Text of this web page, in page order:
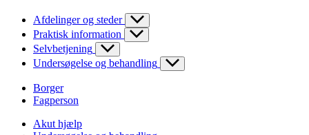
Afdelinger og steder
Praktisk information
Selvbetjening
Undersøgelse og behandling
Borger
Fagperson
Akut hjælp